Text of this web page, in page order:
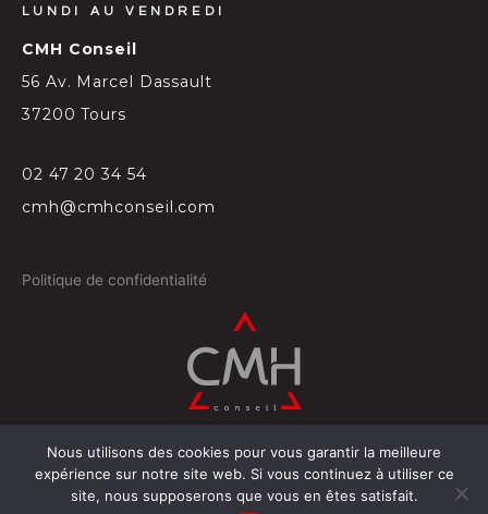
LUNDI AU VENDREDI
CMH Conseil
56 Av. Marcel Dassault
37200 Tours
02 47 20 34 54
cmh@cmhconseil.com
Politique de confidentialité
© 2026 Conçu par Projectil-Sogepress à Tours
Nous utilisons des cookies pour vous garantir la meilleure
expérience sur notre site web. Si vous continuez à utiliser ce
site, nous supposerons que vous en êtes satisfait.